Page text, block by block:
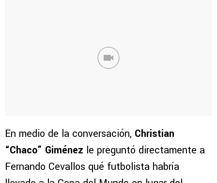
En medio de la conversación, Christian
“Chaco” Giménez le preguntó directamente a
Fernando Cevallos qué futbolista habría